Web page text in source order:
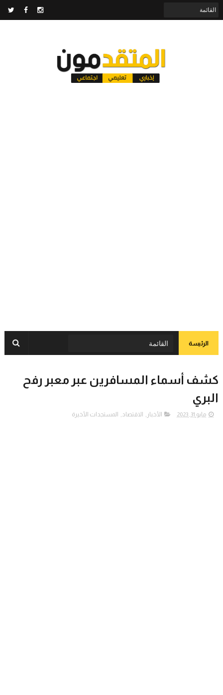
الرئيسة
كشف أسماء المسافرين عبر معبر رفح
البري
مايو 31, 2023 الأخبار , الاقتصاد, المستجدات الأخيرة